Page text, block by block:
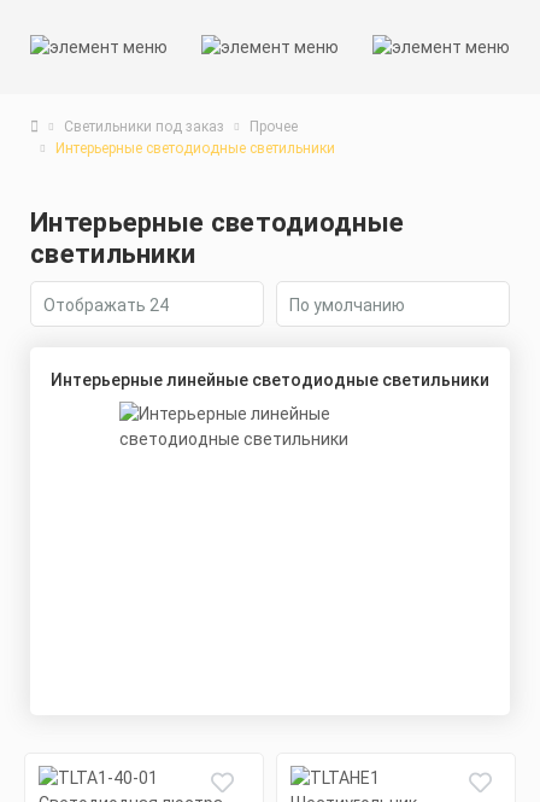
Светильники под заказ
Прочее
Интерьерные светодиодные светильники
Интерьерные светодиодные
светильники
Интерьерные линейные светодиодные светильники